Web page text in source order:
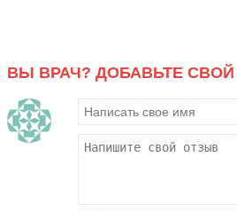
ВЫ ВРАЧ? ДОБАВЬТЕ